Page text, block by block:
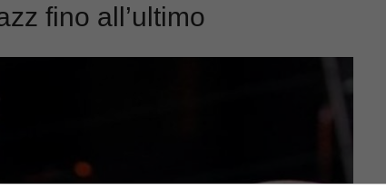
fino all’ultimo